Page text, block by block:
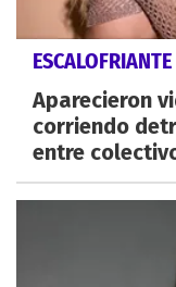
ESCALOFRIANTE
Aparecieron
corriendo
entre